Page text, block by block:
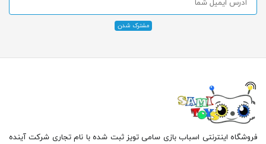
فروشگاه اینترنتی اسباب بازی سامی تویز ثبت شده با نام تجاری شرکت آینده